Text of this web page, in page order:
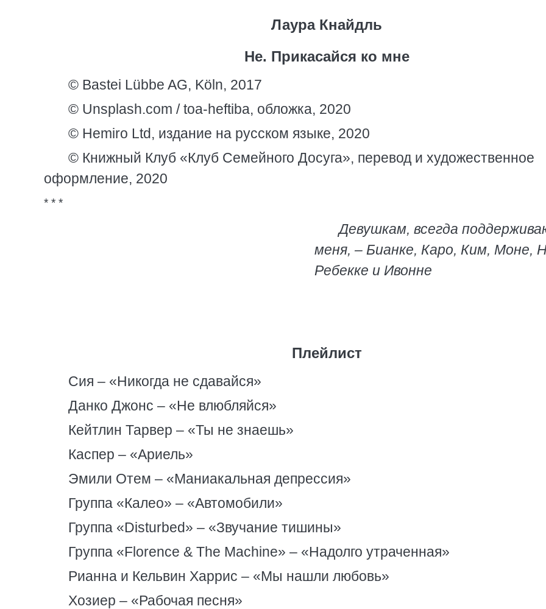
Лаура Кнайдль
Не. Прикасайся ко мне
© Bastei Lübbe AG, Köln, 2017
© Unsplash.com / toa-heftiba, обложка, 2020
© Hemiro Ltd, издание на русском языке, 2020
© Книжный Клуб «Клуб Семейного Досуга», перевод и художественное
оформление, 2020
* * *
Девушкам, всегда
меня, – Бианке, Каро, Ким, Моне,
Ребекке и Ивонне
Плейлист
Сия – «Никогда не сдавайся»
Данко Джонс – «Не влюбляйся»
Кейтлин Тарвер – «Ты не знаешь»
Каспер – «Ариель»
Эмили Отем – «Маниакальная депрессия»
Группа «Калео» – «Автомобили»
Группа «Disturbed» – «Звучание тишины»
Группа «Florence & The Machine» – «Надолго утраченная»
Рианна и Кельвин Харрис – «Мы нашли любовь»
Хозиер – «Рабочая песня»